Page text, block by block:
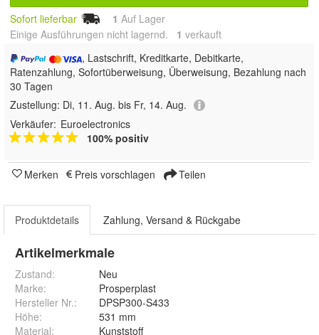
Sofort lieferbar 1 Auf Lager
Einige Ausführungen nicht lagernd. 1 verkauft
, Lastschrift, Kreditkarte, Debitkarte,
Ratenzahlung, Sofortüberweisung, Überweisung, Bezahlung nach
30 Tagen
Zustellung: Di, 11. Aug. bis Fr, 14. Aug.
Verkäufer: Euroelectronics
100% positiv
Merken Preis vorschlagen Teilen
Produktdetails Zahlung, Versand & Rückgabe
Artikelmerkmale
Zustand:
Neu
Marke:
Prosperplast
Hersteller Nr.:
DPSP300-S433
Höhe:
531 mm
Material:
Kunststoff